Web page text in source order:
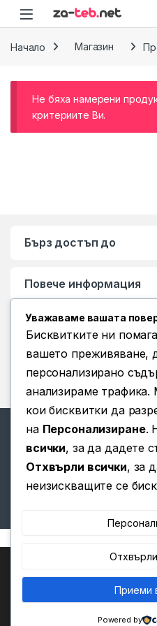
Skip to navigation
Skip to content
Начало Магазин
Не бяха намерени
критериите Ви.
Бърз достъп до
Повече информация
Условия за ползване
Имате
Уважаваме вашата
Бисквитките ни
вашето преживяване,
персонализирано
анализираме
кои бисквитки да
на Персонализиране.
всички, за да дадете
Отхвърли всички, за
неизискващите се
Приеми
Powered by
Ние използваме бисквитки,
доброто изживяване на
Можете да научите повече
използваме или да ги